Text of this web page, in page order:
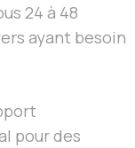
24 à 48
ayant besoin
pour des